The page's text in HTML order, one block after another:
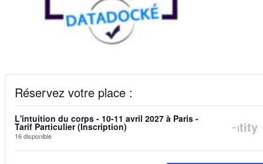
Réservez votre place :
L'intuition du corps - 10-11 avril 2027 à Paris -
Tarif Particulier (Inscription)
16disponible
LA
-
Quantity